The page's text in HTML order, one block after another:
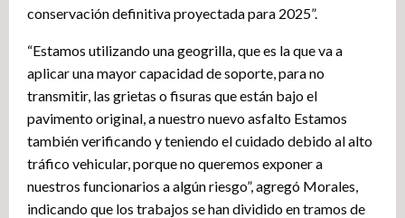
conservación definitiva proyectada para 2025”.
“Estamos utilizando una geogrilla, que es la que va a
aplicar una mayor capacidad de soporte, para no
transmitir, las grietas o fisuras que están bajo el
pavimento original, a nuestro nuevo asfalto Estamos
también verificando y teniendo el cuidado debido al alto
tráfico vehicular, porque no queremos exponer a
nuestros funcionarios a algún riesgo”, agregó Morales,
indicando que los trabajos se han dividido en tramos de